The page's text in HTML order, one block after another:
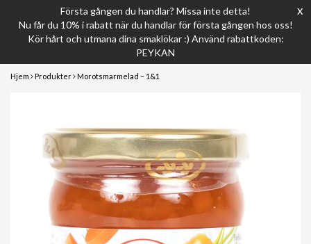
x
Första gången du handlar? Missa inte detta!
Nu får du 10% i rabatt när du handlar för första gången hos oss!
Kör hårt och utmana dina smaklökar :) Använd rabattkoden:
PEYKAN
Hjem Produkter Morotsmarmelad – 1&1